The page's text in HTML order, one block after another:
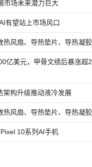
市场未来潜力巨大
有望站上市场风口
风扇、导热垫片、导热凝
亿美元，甲骨文绩后暴涨
架构升级推动液冷发展
风扇、导热垫片、导热凝
10系列AI手机